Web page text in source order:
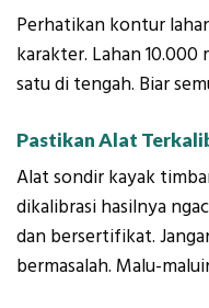
Perhatikan kontur
karakter. Lahan 10.000
satu di tengah. Biar
Pastikan Alat
Alat sondir kayak
dikalibrasi hasilnya
dan bersertifikat.
bermasalah. Malu-